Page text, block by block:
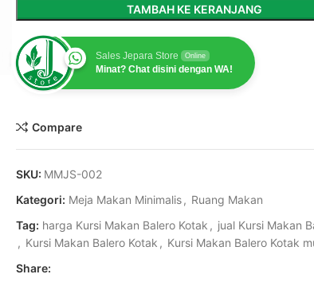
TAMBAH KE KERANJANG
Sales Jepara Store Online
Minat? Chat disini dengan WA!
Compare
SKU: MMJS-002
Kategori: Meja Makan Minimalis, Ruang Makan
Tag: harga Kursi Makan Balero Kotak , jual Kursi Makan
, Kursi Makan Balero Kotak , Kursi Makan Balero Kotak
Share: